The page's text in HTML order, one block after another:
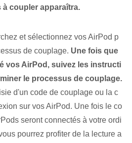
coupler apparaîtra.
et sélectionnez vos AirPod p
de couplage. Une fois que
vos AirPod, suivez les instructi
le processus de couplage.
d'un code de couplage ou la c
sur vos AirPod. ⁤Une fois le co
seront connectés à votre ordi
pourrez profiter de la lecture a